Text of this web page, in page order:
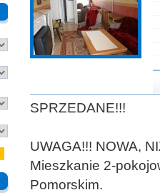
SPRZEDANE!!!
UWAGA!!! NOWA,
Mieszkanie 2-
Pomorskim.